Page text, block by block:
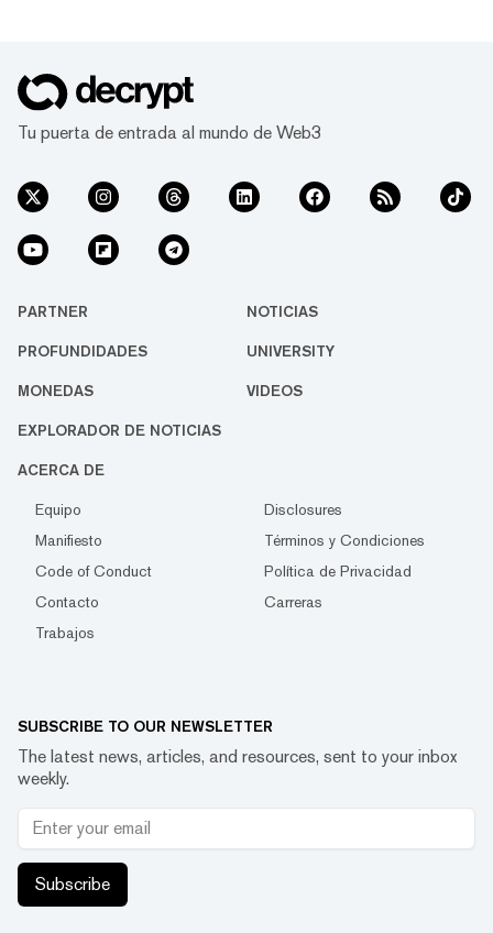
Tu puerta de entrada al mundo de Web3
PARTNER NOTICIAS
PROFUNDIDADES UNIVERSITY
MONEDAS VIDEOS
EXPLORADOR DE NOTICIAS
ACERCA DE
Equipo
Disclosures
Manifiesto
Términos y Condiciones
Code of Conduct
Política de Privacidad
Contacto
Carreras
Trabajos
SUBSCRIBE TO OUR NEWSLETTER
The latest news, articles, and resources, sent to your inbox
weekly.
Subscribe